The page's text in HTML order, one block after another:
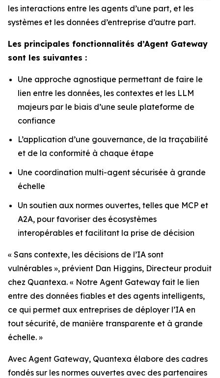
les interactions entre les agents d’une part, et les
systèmes et les données d’entreprise d’autre part.
Les principales fonctionnalités d’Agent Gateway
sont les suivantes :
Une approche agnostique permettant de faire le
lien entre les données, les contextes et les LLM
majeurs par le biais d’une seule plateforme de
confiance
L’application d’une gouvernance, de la traçabilité
et de la conformité à chaque étape
Une coordination multi-agent sécurisée à grande
échelle
Un soutien aux normes ouvertes, telles que MCP et
A2A, pour favoriser des écosystèmes
interopérables et facilitant la prise de décision
« Sans contexte, les décisions de l’IA sont
vulnérables », prévient Dan Higgins, Directeur produit
chez Quantexa. « Notre Agent Gateway fait le lien
entre des données fiables et des agents intelligents,
ce qui permet aux entreprises de déployer l’IA en
tout sécurité, de manière transparente et à grande
échelle. »
Avec Agent Gateway, Quantexa élabore des cadres
fondés sur les normes ouvertes avec des partenaires